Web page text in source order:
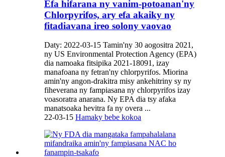
Efa hifarana ny vanim-potoanan'ny
Chlorpyrifos, ary efa akaiky ny
fitadiavana ireo solony vaovao
Daty: 2022-03-15 Tamin'ny 30 aogositra 2021,
ny US Environmental Protection Agency (EPA)
dia namoaka fitsipika 2021-18091, izay
manafoana ny fetran'ny chlorpyrifos. Miorina
amin'ny angon-drakitra misy ankehitriny sy ny
fiheverana ny fampiasana ny chlorpyrifos izay
voasoratra anarana. Ny EPA dia tsy afaka
manatsoaka hevitra fa ny overa ...
22-03-15 Hamaky bebe kokoa